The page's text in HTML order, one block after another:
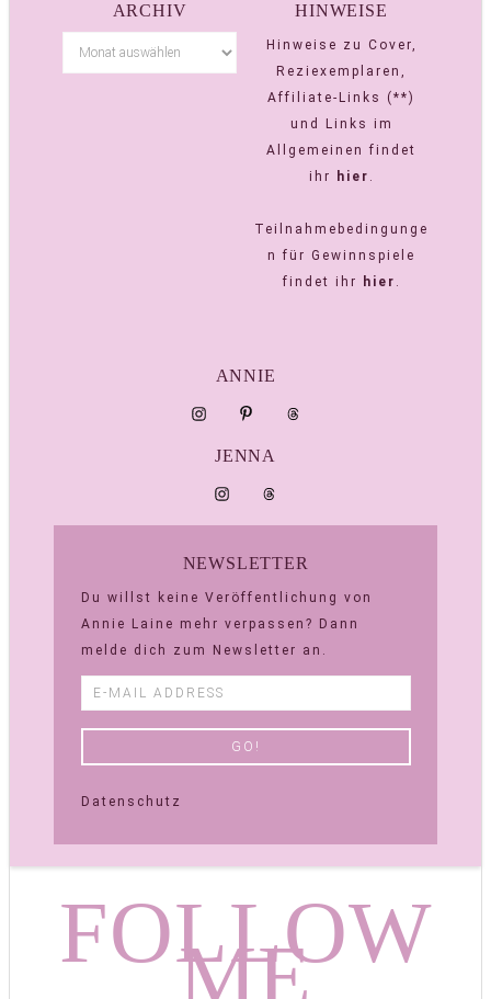
ARCHIV HINWEISE
Hinweise zu Cover,
Reziexemplaren,
Affiliate-Links (**)
und Links im
Allgemeinen findet
ihr
hier .
Teilnahmebedingunge
n für Gewinnspiele
findet ihr
hier .
ANNIE
JENNA
NEWSLETTER
Du willst keine Veröffentlichung von
Annie Laine mehr verpassen? Dann
melde dich zum Newsletter an.
Datenschutz
FOLLOW
ME